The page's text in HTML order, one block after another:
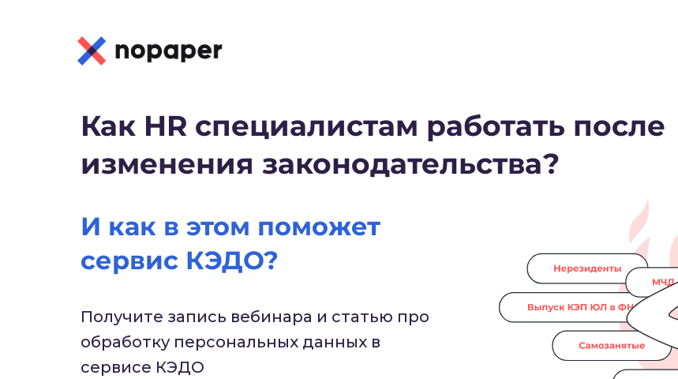
Как HR специалистам работать после
изменения законодательства?
Получите запись вебинара и статью про
обработку персональных данных в
сервисе КЭДО
И как в этом поможет
сервис КЭДО?